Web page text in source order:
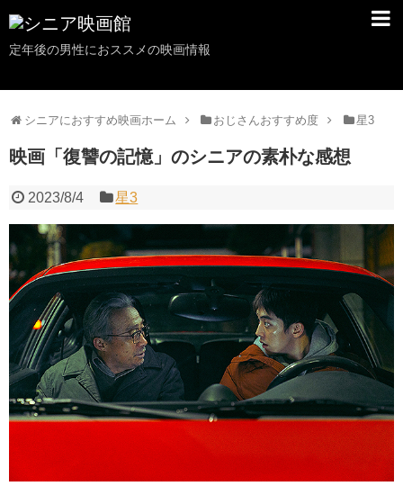
定年後の男性におススメの映画情報
シニアにおすすめ映画ホーム おじさんおすすめ度 星3
映画「復讐の記憶」のシニアの素朴な感想
2023/8/4 星3